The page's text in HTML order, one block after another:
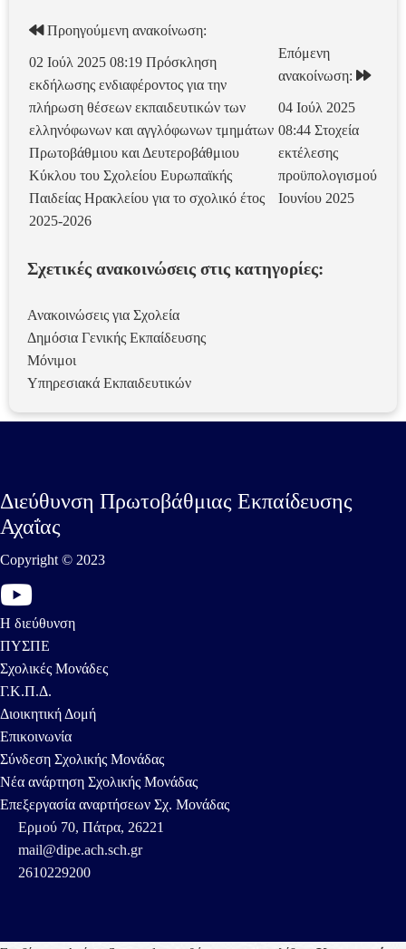
Προηγούμενη ανακοίνωση:
02 Ιούλ 2025 08:19 Πρόσκληση
εκδήλωσης ενδιαφέροντος για την
πλήρωση θέσεων εκπαιδευτικών των
ελληνόφωνων και αγγλόφωνων τμημάτων
Πρωτοβάθμιου και Δευτεροβάθμιου
Κύκλου του Σχολείου Ευρωπαϊκής
Παιδείας Ηρακλείου για το σχολικό έτος
2025-2026
Επόμενη
ανακοίνωση:
04 Ιούλ 2025
08:44 Στοχεία
εκτέλεσης
προϋπολογισμού
Ιουνίου 2025
Σχετικές ανακοινώσεις στις κατηγορίες:
Ανακοινώσεις για Σχολεία
Δημόσια Γενικής Εκπαίδευσης
Μόνιμοι
Υπηρεσιακά Εκπαιδευτικών
Διεύθυνση Πρωτοβάθμιας Εκπαίδευσης
Αχαΐας
Copyright © 2023
Η διεύθυνση
ΠΥΣΠΕ
Σχολικές Μονάδες
Γ.Κ.Π.Δ.
Διοικητική Δομή
Επικοινωνία
Σύνδεση Σχολικής Μονάδας
Νέα ανάρτηση Σχολικής Μονάδας
Επεξεργασία αναρτήσεων Σχ. Μονάδας
Ερμού 70, Πάτρα, 26221
mail@dipe.ach.sch.gr
2610229200